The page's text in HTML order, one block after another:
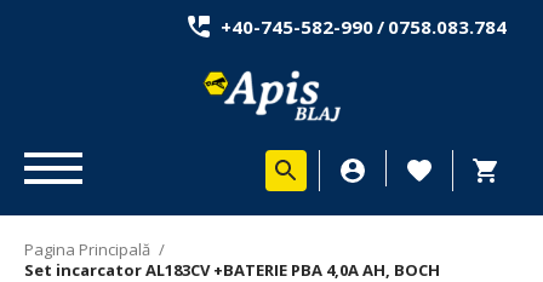
+40-745-582-990/ 0758.083.784
Pagina Principală /
Set incarcator AL183CV +BATERIE PBA 4,0A AH, BOCH